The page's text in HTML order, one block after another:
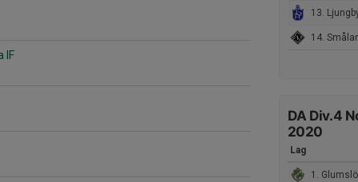
13.
14.
DA Div.4
2020
Lag
1.
IF